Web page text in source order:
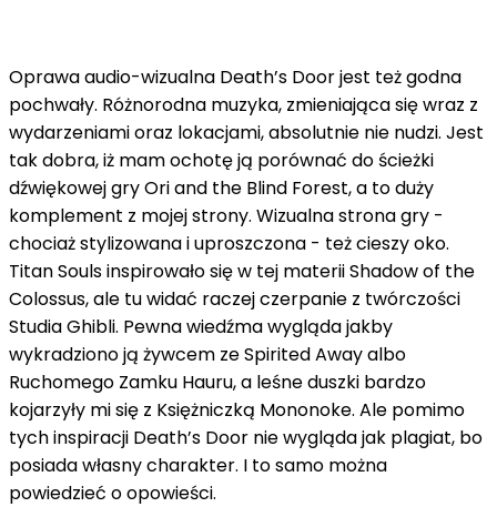
Oprawa audio-wizualna Death’s Door jest też godna
pochwały. Różnorodna muzyka, zmieniająca się wraz z
wydarzeniami oraz lokacjami, absolutnie nie nudzi. Jest
tak dobra, iż mam ochotę ją porównać do ścieżki
dźwiękowej gry Ori and the Blind Forest, a to duży
komplement z mojej strony. Wizualna strona gry -
chociaż stylizowana i uproszczona - też cieszy oko.
Titan Souls inspirowało się w tej materii Shadow of the
Colossus, ale tu widać raczej czerpanie z twórczości
Studia Ghibli. Pewna wiedźma wygląda jakby
wykradziono ją żywcem ze Spirited Away albo
Ruchomego Zamku Hauru, a leśne duszki bardzo
kojarzyły mi się z Księżniczką Mononoke. Ale pomimo
tych inspiracji Death’s Door nie wygląda jak plagiat, bo
posiada własny charakter. I to samo można
powiedzieć o opowieści.